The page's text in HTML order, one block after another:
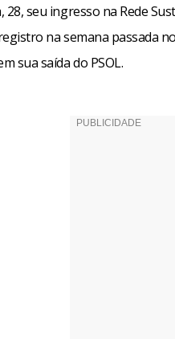
28, seu ingresso na Rede
na semana passada
sua saída do PSOL.